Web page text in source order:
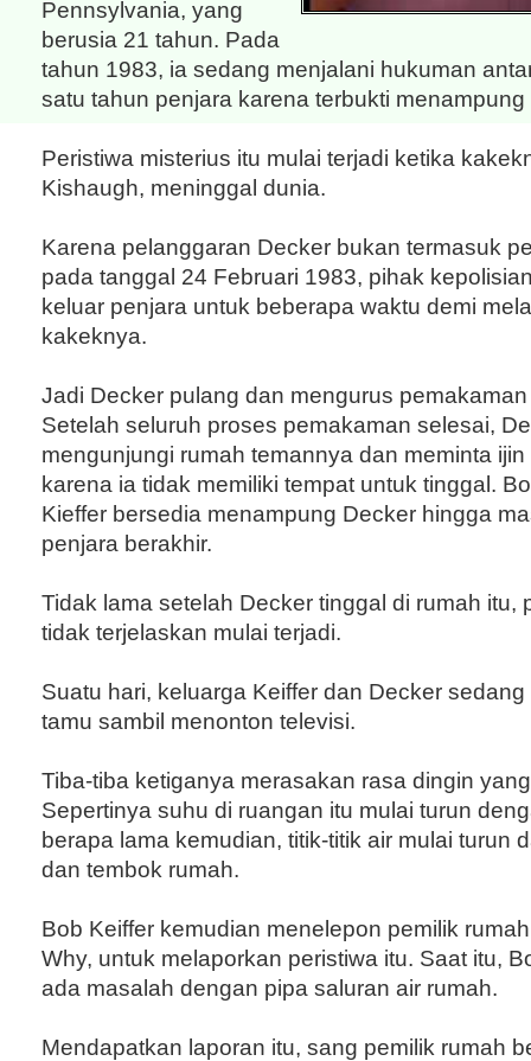
Pennsylvania, yang
berusia 21 tahun. Pada
tahun 1983, ia sedang menjalani hukuman
satu tahun penjara karena terbukti
Peristiwa misterius itu mulai terjadi ketika
Kishaugh, meninggal dunia.
Karena pelanggaran Decker bukan termasuk
pada tanggal 24 Februari 1983, pihak
keluar penjara untuk beberapa waktu demi
kakeknya.
Jadi Decker pulang dan mengurus
Setelah seluruh proses pemakaman selesai,
mengunjungi rumah temannya dan meminta
karena ia tidak memiliki tempat untuk tinggal.
Kieffer bersedia menampung Decker hingga
penjara berakhir.
Tidak lama setelah Decker tinggal di rumah itu,
tidak terjelaskan mulai terjadi.
Suatu hari, keluarga Keiffer dan Decker
tamu sambil menonton televisi.
Tiba-tiba ketiganya merasakan rasa dingin
Sepertinya suhu di ruangan itu mulai turun
berapa lama kemudian, titik-titik air mulai turun
dan tembok rumah.
Bob Keiffer kemudian menelepon pemilik
Why, untuk melaporkan peristiwa itu. Saat itu,
ada masalah dengan pipa saluran air rumah.
Mendapatkan laporan itu, sang pemilik rumah